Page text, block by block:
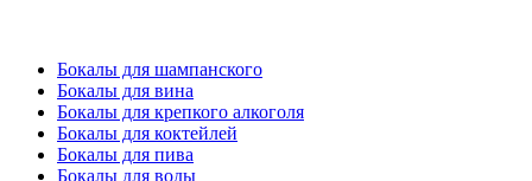
Бокалы для шампанского
Бокалы для вина
Бокалы для крепкого алкоголя
Бокалы для коктейлей
Бокалы для пива
Бокалы для воды